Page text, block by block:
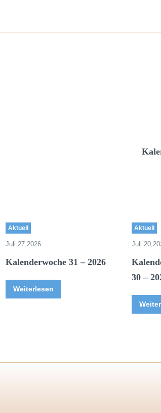
Aktuell
Juli 27,2026
Kalenderwoche 31 – 2026
Weiterlesen
Aktuell
Juli
30 –